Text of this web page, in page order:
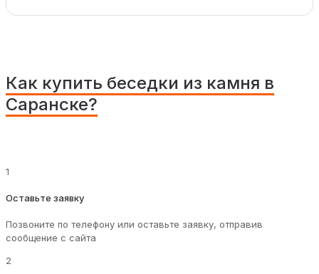
Как купить беседки из камня в
Саранске?
1
Оставьте заявку
Позвоните по телефону или оставьте заявку, отправив
сообщение с сайта
2